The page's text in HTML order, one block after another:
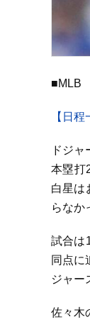
■MLB
【日
ドジ
本塁打
白星は
らなか
試合は
同点に
ジャー
佐々木